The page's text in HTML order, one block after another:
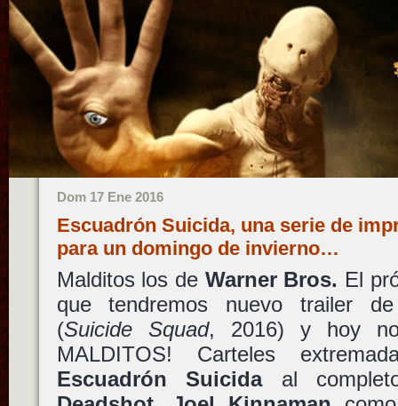
Dom 17 Ene 2016
Escuadrón Suicida, una serie de
para un domingo de invierno…
Malditos los de Warner Bros. El
que tendremos nuevo trailer
(Suicide Squad, 2016) y hoy
MALDITOS! Carteles
Escuadrón Suicidaal